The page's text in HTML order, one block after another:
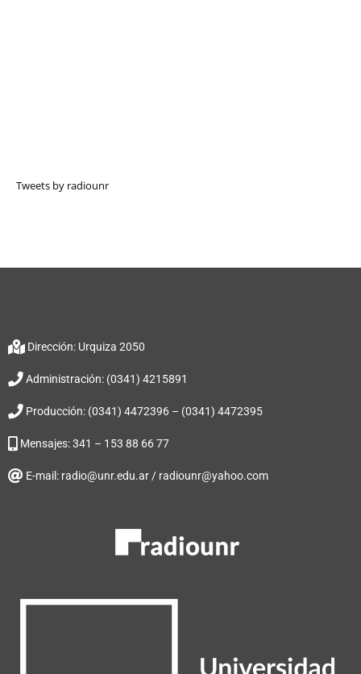
Tweets by radiounr
Dirección: Urquiza 2050
Administración: (0341) 4215891
Producción: (0341) 4472396 – (0341) 4472395
Mensajes: 341 – 153 88 66 77
E-mail: radio@unr.edu.ar / radiounr@yahoo.com